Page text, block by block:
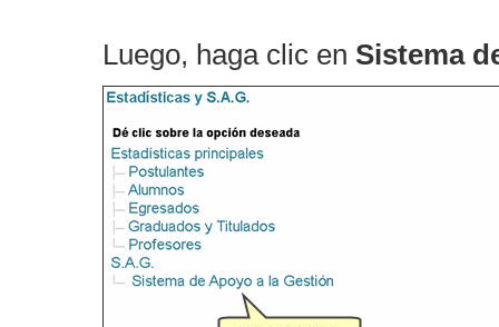
Luego, haga clic en Sistema